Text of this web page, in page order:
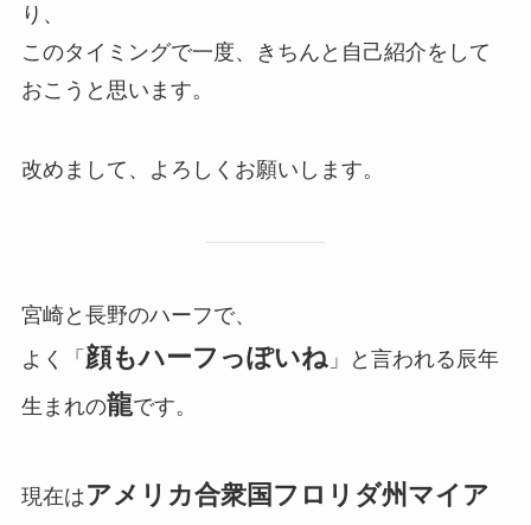
り、
このタイミングで一度、きちんと自己紹介をして
おこうと思います。
改めまして、よろしくお願いします。
宮崎と長野のハーフで、
よく「 顔もハーフっぽいね」と言われる辰年
生まれの龍です。
現在はアメリカ合衆国フロリダ州マイア